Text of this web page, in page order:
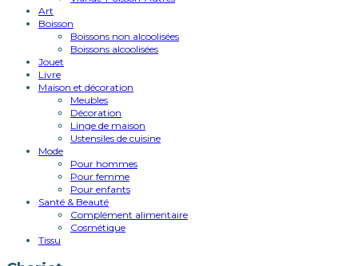
Art
Boisson
Boissons non alcoolisées
Boissons alcoolisées
Jouet
Livre
Maison et décoration
Meubles
Décoration
Linge de maison
Ustensiles de cuisine
Mode
Pour hommes
Pour femme
Pour enfants
Santé & Beauté
Complément alimentaire
Cosmétique
Tissu